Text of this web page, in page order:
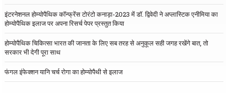
इंटरनेशनल होम्योपैथिक कॉन्फ्रेंस टोरंटो कनाड़ा-2023 में डॉ. द्विवेदी ने अप्लास्टिक एनीमिया का
होम्योपैथिक इलाज पर अपना रिसर्च पेपर प्रस्तुत किया
होम्योपैथिक चिकित्सा भारत की जानता के लिए सब तरह से अनुकूल सही जगह रखेंगे बात, तो
सरकार भी देगी पूरा साथ
फंगल इंफेक्शन यानि चर्च रोगा का होम्योपैथी से इलाज